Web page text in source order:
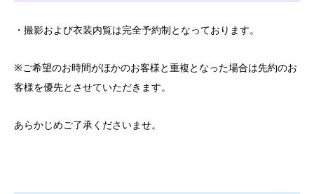
・撮影および衣装内覧は完全予約制となっております。
※ご希望のお時間がほかのお客様と重複となった場合は先約のお
客様を優先とさせていただきます。
あらかじめご了承くださいませ。